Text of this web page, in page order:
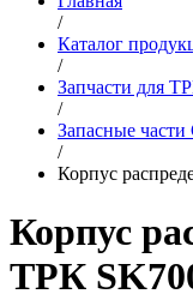
/
Каталог
/
Запчасти для
/
Запасные части
/
Корпус
Корпус
ТРК